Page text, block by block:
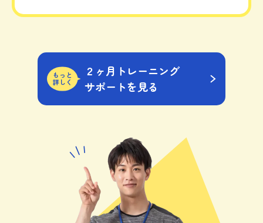
もっと
詳しく
２ヶ月トレーニング
サポートを見る